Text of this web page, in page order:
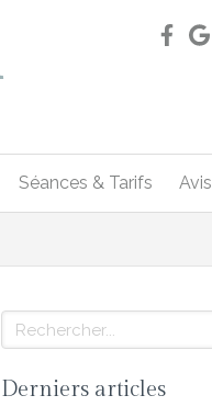
Séances & Tarifs Avis
Rechercher
Derniers articles